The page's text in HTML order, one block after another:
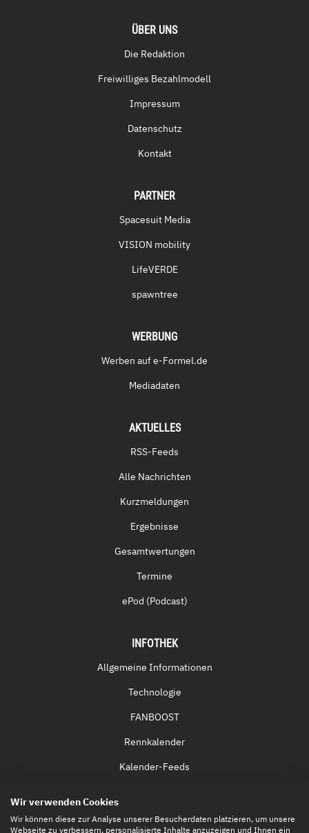
ÜBER UNS
Die Redaktion
Freiwilliges Bezahlmodell
Impressum
Datenschutz
Kontakt
PARTNER
Spacesuit Media
VISION mobility
LifeVERDE
spawntree
WERBUNG
Werben auf e-Formel.de
Mediadaten
AKTUELLES
RSS-Feeds
Alle Nachrichten
Kurzmeldungen
Ergebnisse
Gesamtwertungen
Termine
ePod (Podcast)
INFOTHEK
Allgemeine Informationen
Technologie
FANBOOST
Rennkalender
Kalender-Feeds
Eintrittskarten
Wir verwenden Cookies
Wir können diese zur Analyse unserer Besucherdaten platzieren, um unsere
Webseite zu verbessern, personalisierte Inhalte anzuzeigen und Ihnen ein